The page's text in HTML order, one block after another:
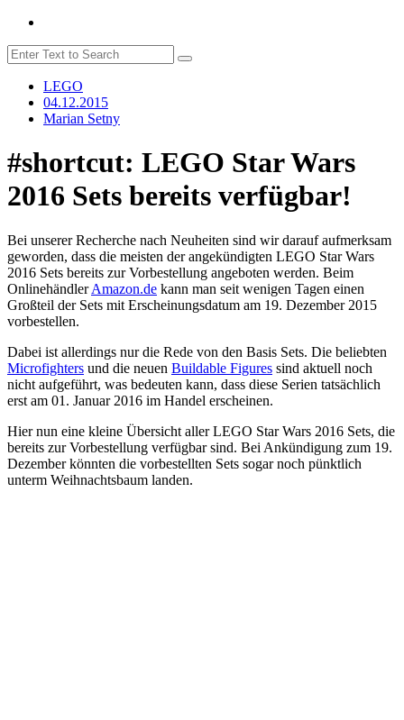
LEGO
04.12.2015
Marian Setny
#shortcut: LEGO Star Wars
2016 Sets bereits verfügbar!
Bei unserer Recherche nach Neuheiten sind wir darauf aufmerksam
geworden, dass die meisten der angekündigten LEGO Star Wars
2016 Sets bereits zur Vorbestellung angeboten werden. Beim
OnlinehändlerAmazon.de kann man seit wenigen Tagen einen
Großteil der Sets mit Erscheinungsdatum am 19. Dezember 2015
vorbestellen.
Dabei ist allerdings nur die Rede von den Basis Sets. Die beliebten
Microfighters und die neuen Buildable Figures sind aktuell noch
nicht aufgeführt, was bedeuten kann, dass diese Serien tatsächlich
erst am 01. Januar 2016 im Handel erscheinen.
Hier nun eine kleine Übersicht aller LEGO Star Wars 2016 Sets, die
bereits zur Vorbestellung verfügbar sind. Bei Ankündigung zum 19.
Dezember könnten die vorbestellten Sets sogar noch pünktlich
unterm Weihnachtsbaum landen.